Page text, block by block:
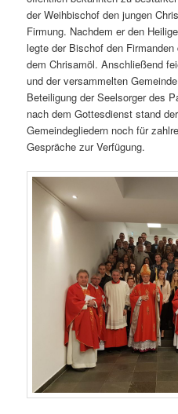
der Weihbischof den jungen
Firmung. Nachdem er den
legte der Bischof den
dem Chrisamöl. Anschließend
und der versammelten
Beteiligung der Seelsorger des
nach dem Gottesdienst stand
Gemeindegliedern noch für
Gespräche zur Verfügung.